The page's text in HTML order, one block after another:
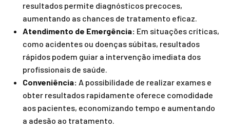
resultados permite diagnósticos precoces,
aumentando as chances de tratamento eficaz.
Atendimento de Emergência: Em situações críticas,
como acidentes ou doenças súbitas, resultados
rápidos podem guiar a intervenção imediata dos
profissionais de saúde.
Conveniência: A possibilidade de realizar exames e
obter resultados rapidamente oferece comodidade
aos pacientes, economizando tempo e aumentando
a adesão ao tratamento.